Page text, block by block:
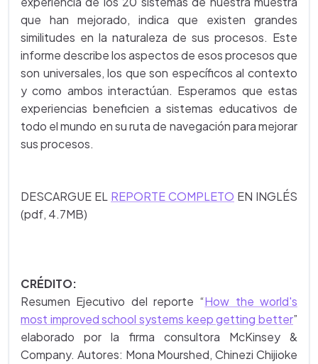
que han mejorado, indica que existen grandes
similitudes en la naturaleza de sus procesos. Este
informe describe los aspectos de esos procesos que
son universales, los que son específicos al contexto
y como ambos interactúan. Esperamos que estas
experiencias beneficien a sistemas educativos de
todo el mundo en su ruta de navegación para mejorar
sus procesos.
DESCARGUE EL REPORTE COMPLETO EN INGLÉS
(pdf, 4.7MB)
CRÉDITO:
Resumen Ejecutivo del reporte “How the world's
most improved school systems keep getting better”
elaborado por la firma consultora McKinsey &
Company. Autores: Mona Mourshed, Chinezi Chijioke